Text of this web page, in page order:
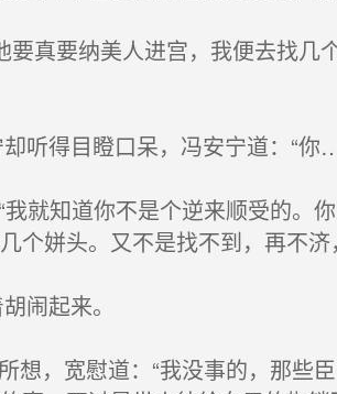
真要纳美人进宫，我便去找几
听得目瞪口呆，冯安宁道：“
就知道你不是个逆来顺受的。
个姘头。又不是找不到，再不
闹起来。
想，宽慰道：“我没事的，那些